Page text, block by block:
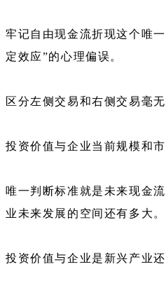
牢记自由现金流折现这个唯
定效应”的心理偏误。
区分左侧交易和右侧交易毫无
投资价值与企业当前规模和
唯一判断标准就是未来现金
业未来发展的空间还有多大。
投资价值与企业是新兴产业